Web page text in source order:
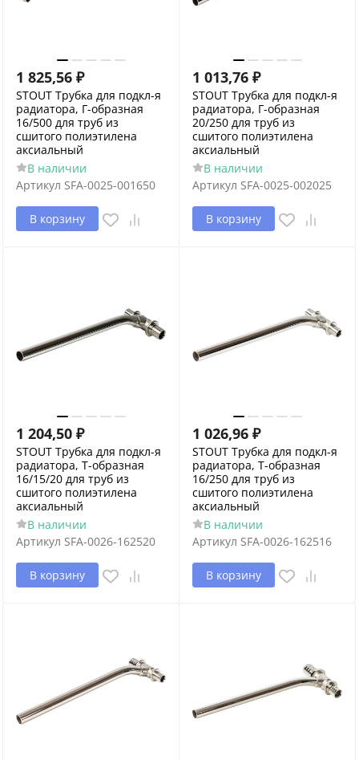
1 825,56 ₽
STOUT Трубка для подкл-я
радиатора, Г-образная
16/500 для труб из
сшитого полиэтилена
аксиальный
В наличии
Артикул SFA-0025-001650
В корзину
1 013,76 ₽
STOUT Трубка для подкл-я
радиатора, Г-образная
20/250 для труб из
сшитого полиэтилена
аксиальный
В наличии
Артикул SFA-0025-002025
В корзину
1 204,50 ₽
STOUT Трубка для подкл-я
радиатора, Т-образная
16/15/20 для труб из
сшитого полиэтилена
аксиальный
В наличии
Артикул SFA-0026-162520
В корзину
1 026,96 ₽
STOUT Трубка для подкл-я
радиатора, Т-образная
16/250 для труб из
сшитого полиэтилена
аксиальный
В наличии
Артикул SFA-0026-162516
В корзину